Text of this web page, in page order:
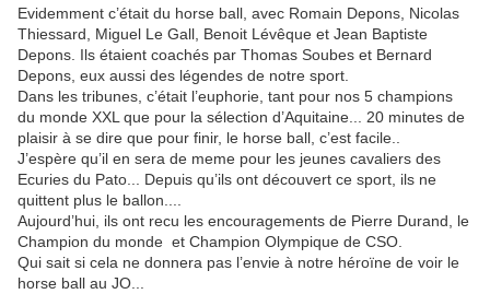
Evidemment c’était du horse ball, avec Romain Depons, Nicolas
Thiessard, Miguel Le Gall, Benoit Lévêque et Jean Baptiste
Depons. Ils étaient coachés par Thomas Soubes et Bernard
Depons, eux aussi des légendes de notre sport.
Dans les tribunes, c’était l’euphorie, tant pour nos 5 champions
du monde XXL que pour la sélection d’Aquitaine... 20 minutes de
plaisir à se dire que pour finir, le horse ball, c’est facile..
J’espère qu’il en sera de meme pour les jeunes cavaliers des
Ecuries du Pato... Depuis qu’ils ont découvert ce sport, ils ne
quittent plus le ballon....
Aujourd’hui, ils ont recu les encouragements de Pierre Durand, le
Champion du monde et Champion Olympique de CSO.
Qui sait si cela ne donnera pas l’envie à notre héroïne de voir le
horse ball au JO...